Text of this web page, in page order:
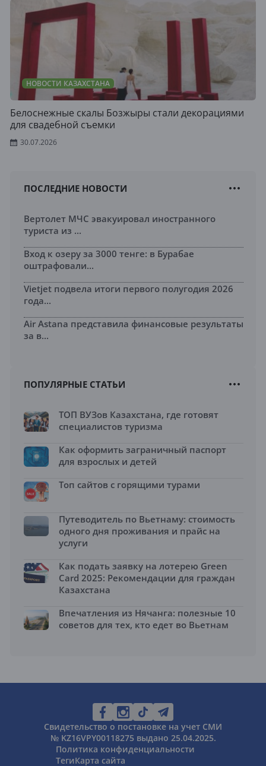
НОВОСТИ КАЗАХСТАНА
Белоснежные скалы Бозжыры стали декорациями
для свадебной съемки
30.07.2026
ПОСЛЕДНИЕ НОВОСТИ
Вертолет МЧС эвакуировал иностранного
туриста из ...
Вход к озеру за 3000 тенге: в Бурабае
оштрафовали...
Vietjet подвела итоги первого полугодия 2026
года...
Air Astana представила финансовые результаты
за в...
ПОПУЛЯРНЫЕ СТАТЬИ
ТОП ВУЗов Казахстана, где готовят
специалистов туризма
Как оформить заграничный паспорт
для взрослых и детей
Топ сайтов с горящими турами
Путеводитель по Вьетнаму: стоимость
одного дня проживания и прайс на
услуги
Как подать заявку на лотерею Green
Card 2025: Рекомендации для граждан
Казахстана
Впечатления из Нячанга: полезные 10
советов для тех, кто едет во Вьетнам
Свидетельство о постановке на учет СМИ
№ KZ16VPY00118275 выдано 25.04.2025.
Политика конфиденциальности
ТегиКарта сайта